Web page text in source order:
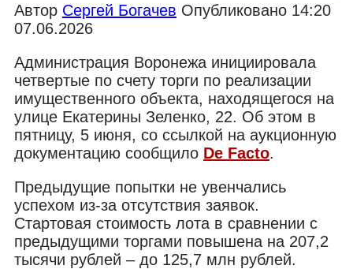
Автор Сергей Богачев Опубликовано 14:20
07.06.2026
Администрация Воронежа инициировала
четвертые по счету торги по реализации
имущественного объекта, находящегося на
улице Екатерины Зеленко, 22. Об этом в
пятницу, 5 июня, со ссылкой на аукционную
документацию сообщило De Facto.
Предыдущие попытки не увенчались
успехом из-за отсутствия заявок.
Стартовая стоимость лота в сравнении с
предыдущими торгами повышена на 207,2
тысячи рублей – до 125,7 млн рублей.